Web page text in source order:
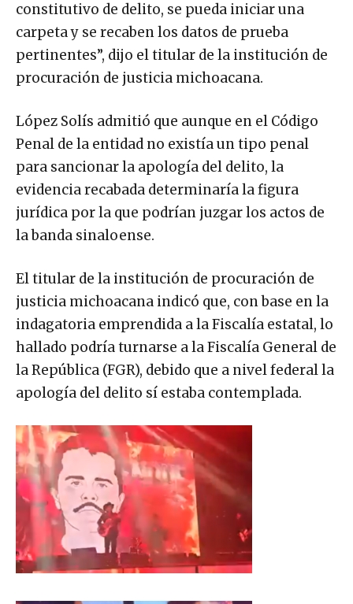
constitutivo de delito, se pueda iniciar una
carpeta y se recaben los datos de prueba
pertinentes”, dijo el titular de la institución de
procuración de justicia michoacana.
López Solís admitió que aunque en el Código
Penal de la entidad no existía un tipo penal
para sancionar la apología del delito, la
evidencia recabada determinaría la figura
jurídica por la que podrían juzgar los actos de
la banda sinaloense.
El titular de la institución de procuración de
justicia michoacana indicó que, con base en la
indagatoria emprendida a la Fiscalía estatal, lo
hallado podría turnarse a la Fiscalía General de
la República (FGR), debido que a nivel federal la
apología del delito sí estaba contemplada.